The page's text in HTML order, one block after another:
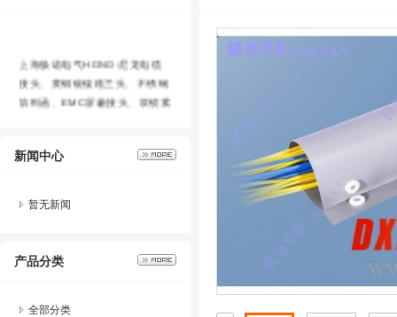
上海焕诺电气HONO-尼龙电缆
接头、黄铜镀镍格兰头、不锈钢
填料函、EMC屏蔽接头、双锁紧
纹软管、双开口波纹软管镀锌钢
接头、分体尼龙电缆接头、防折
钢软管、防爆金属软管、金属软
软管黄铜镀镍接头、Y型三通接
新闻中心
暂无新闻
产品分类
全部分类